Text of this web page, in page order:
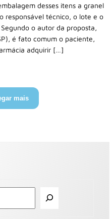
desses itens a granel
responsável técnico, o lote e o
o autor da proposta,
é fato comum o paciente,
adquirir […]
mais